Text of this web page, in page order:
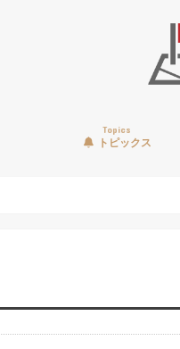
Topics
トピックス